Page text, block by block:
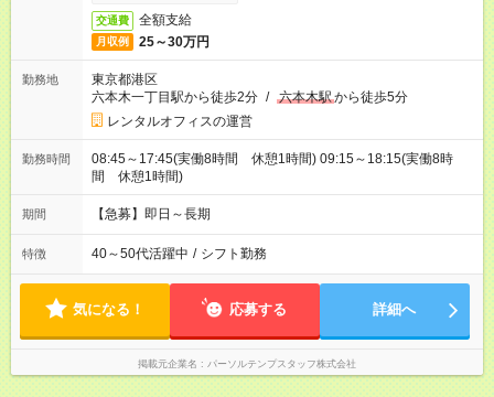
交通費 全額支給
月収例 25～30万円
勤務地
東京都港区
六本木一丁目駅から徒歩2分 / 六本木駅から徒歩5分
レンタルオフィスの運営
勤務時間
08:45～17:45(実働8時間 休憩1時間) 09:15～18:15(実働8時
間 休憩1時間)
期間 【急募】即日～長期
特徴 40～50代活躍中 / シフト勤務
気になる！ 応募する 詳細へ
掲載元企業名 パーソルテンプスタッフ株式会社